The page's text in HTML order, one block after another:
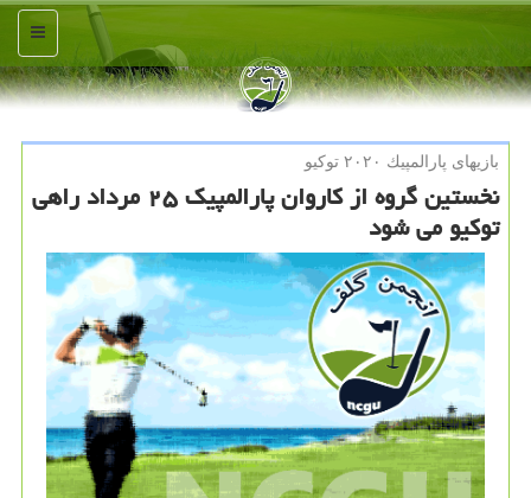
منو
بازیهای پارالمپیك ۲۰۲۰ توكیو
نخستین گروه از کاروان پارالمپیک ۲۵ مرداد راهی
توکیو می شود